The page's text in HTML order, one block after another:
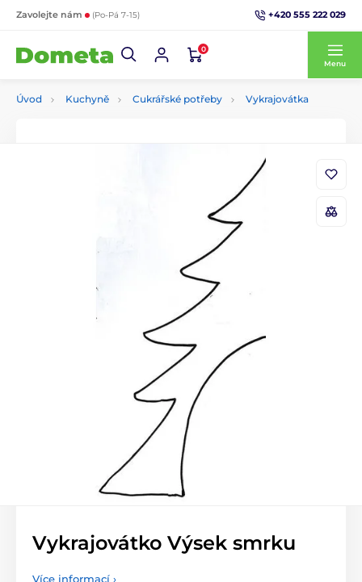
Zavolejte nám (Po-Pá 7-15) +420 555 222 029
0
Menu
Úvod Kuchyně Cukrářské potřeby Vykrajovátka
Vykrajovátko Výsek smrku
Více informací ›